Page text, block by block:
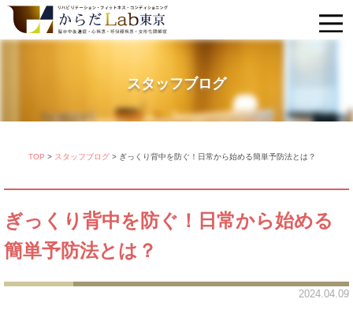
スタッフブログ
TOP > スタッフブログ > ぎっくり背中を防ぐ！日常から始める簡単予防法とは？
ぎっくり背中を防ぐ！日常から始める
簡単予防法とは？
2024.04.09